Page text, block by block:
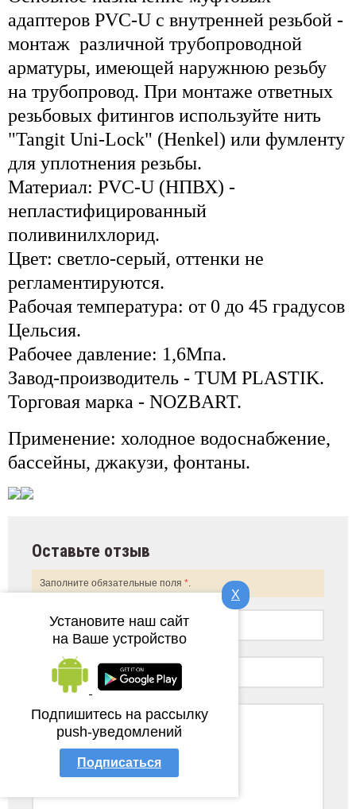
адаптеров PVC-U с внутренней резьбой -
монтаж различной трубопроводной
арматуры, имеющей наружнюю резьбу
на трубопровод. При монтаже ответных
резьбовых фитингов используйте нить
"Tangit Uni-Lock" (Henkel) или фумленту
для уплотнения резьбы.
Материал: PVC-U (НПВХ) -
непластифицированный
поливинилхлорид.
Цвет: светло-серый, оттенки не
регламентируются.
Рабочая температура: от 0 до 45 градусов
Цельсия.
Рабочее давление: 1,6Мпа.
Завод-производитель - TUM PLASTIK.
Торговая марка - NOZBART.
Применение: холодное водоснабжение,
бассейны, джакузи, фонтаны.
Оставьте отзыв
Заполните обязательные поля *.
X
Установите наш сайт
на Ваше устройство
Подпишитесь на рассылку
push-уведомлений
Подписаться